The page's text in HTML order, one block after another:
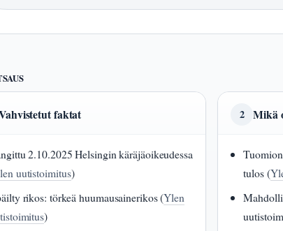
faktat
2.10.2025 Helsingin käräjäoikeudessa
uutistoimitus)
rikos: törkeä huumausainerikos (Ylen
)
2 Mikä
tulos (